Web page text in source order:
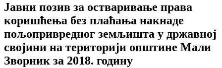
Јавни позив за остваривање права
коришћења без плаћања накнаде
пољопривредног земљишта у државној
својини на територији општине Мали
Зворник за 2018. годину